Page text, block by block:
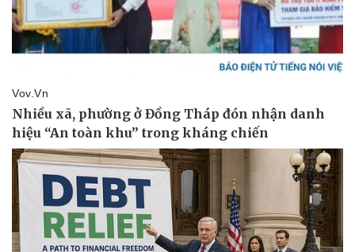
Thể thao
Bóng đá
Lịch thi đấu bóng đá
Thế giới thể thao
Hậu trường
Ô tô - Xe máy
Ô tô
Xe máy
Tư vấn